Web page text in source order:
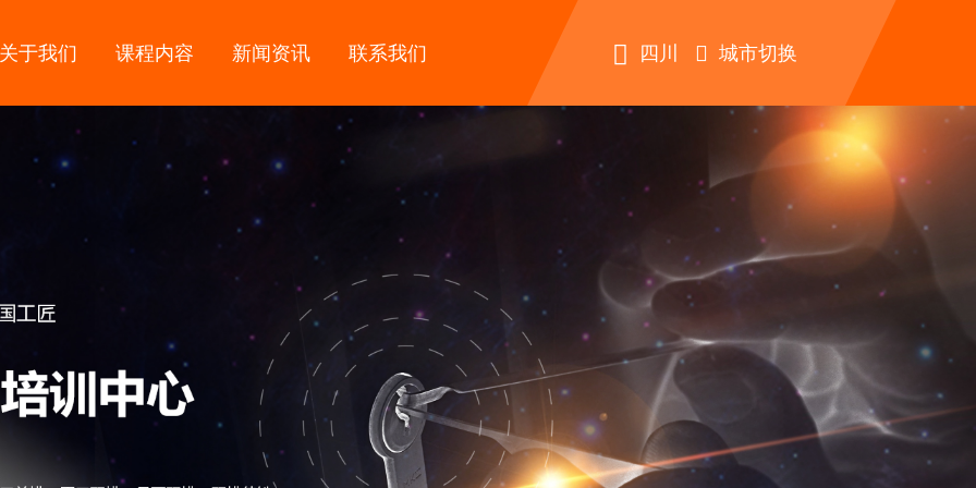
关于我们 课程内容 新闻资讯 联系我们  四川  城市切换